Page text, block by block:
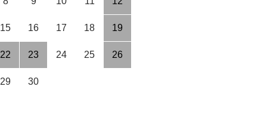
15 16 17 18 19
22 23 24 25 26
29 30